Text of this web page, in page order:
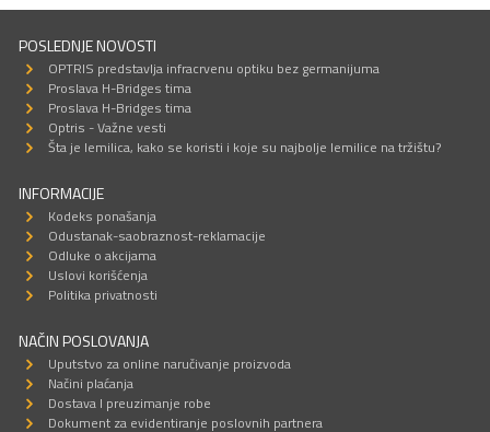
POSLEDNJE NOVOSTI
OPTRIS predstavlja infracrvenu optiku bez germanijuma
Proslava H-Bridges tima
Proslava H-Bridges tima
Optris - Važne vesti
Šta je lemilica, kako se koristi i koje su najbolje lemilice na tržištu?
INFORMACIJE
Kodeks ponašanja
Odustanak-saobraznost-reklamacije
Odluke o akcijama
Uslovi korišćenja
Politika privatnosti
NAČIN POSLOVANJA
Uputstvo za online naručivanje proizvoda
Načini plaćanja
Dostava I preuzimanje robe
Dokument za evidentiranje poslovnih partnera